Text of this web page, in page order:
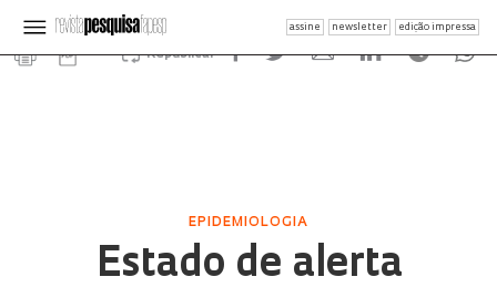
assine newsletter edição impressa
Republicar
EPIDEMIOLOGIA
Estado de alerta